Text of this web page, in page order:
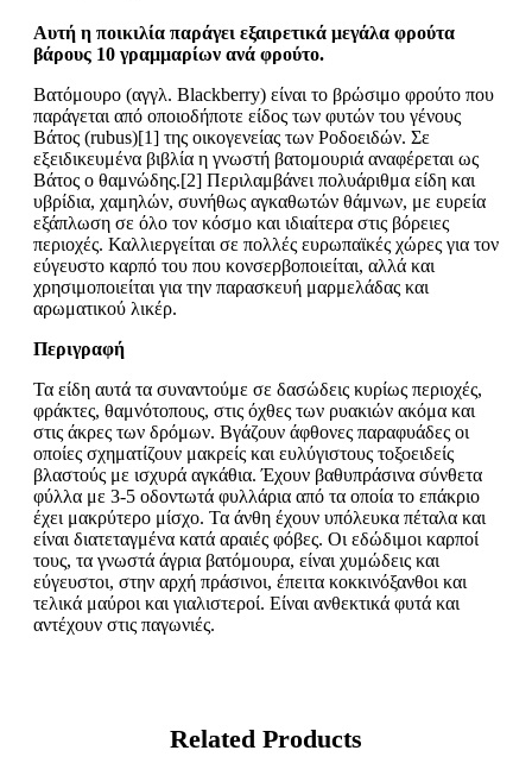
Αυτή η ποικιλία παράγει εξαιρετικά μεγάλα φρούτα
βάρους 10 γραμμαρίων ανά φρούτο.
Βατόμουρο (αγγλ. Blackberry) είναι το βρώσιμο φρούτο που
παράγεται από οποιοδήποτε είδος των φυτών του γένους
Βάτος (rubus)[1] της οικογενείας των Ροδοειδών. Σε
εξειδικευμένα βιβλία η γνωστή βατομουριά αναφέρεται ως
Βάτος ο θαμνώδης.[2] Περιλαμβάνει πολυάριθμα είδη και
υβρίδια, χαμηλών, συνήθως αγκαθωτών θάμνων, με ευρεία
εξάπλωση σε όλο τον κόσμο και ιδιαίτερα στις βόρειες
περιοχές. Καλλιεργείται σε πολλές ευρωπαϊκές χώρες για τον
εύγευστο καρπό του που κονσερβοποιείται, αλλά και
χρησιμοποιείται για την παρασκευή μαρμελάδας και
αρωματικού λικέρ.
Περιγραφή
Τα είδη αυτά τα συναντούμε σε δασώδεις κυρίως περιοχές,
φράκτες, θαμνότοπους, στις όχθες των ρυακιών ακόμα και
στις άκρες των δρόμων. Βγάζουν άφθονες παραφυάδες οι
οποίες σχηματίζουν μακρείς και ευλύγιστους τοξοειδείς
βλαστούς με ισχυρά αγκάθια. Έχουν βαθυπράσινα σύνθετα
φύλλα με 3-5 οδοντωτά φυλλάρια από τα οποία το επάκριο
έχει μακρύτερο μίσχο. Τα άνθη έχουν υπόλευκα πέταλα και
είναι διατεταγμένα κατά αραιές φόβες. Οι εδώδιμοι καρποί
τους, τα γνωστά άγρια βατόμουρα, είναι χυμώδεις και
εύγευστοι, στην αρχή πράσινοι, έπειτα κοκκινόξανθοι και
τελικά μαύροι και γιαλιστεροί. Είναι ανθεκτικά φυτά και
αντέχουν στις παγωνιές.
Related Products